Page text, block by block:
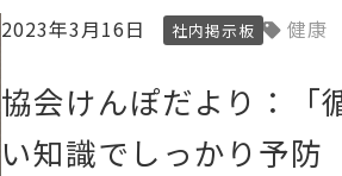
2023年3月16日 社内掲示板 健康
協会けんぽだより：「
い知識でしっかり予防